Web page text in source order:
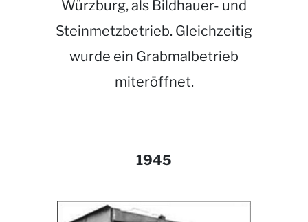
Würzburg, als Bildhauer- und
Steinmetzbetrieb. Gleichzeitig
wurde ein Grabmalbetrieb
miteröffnet.
1945